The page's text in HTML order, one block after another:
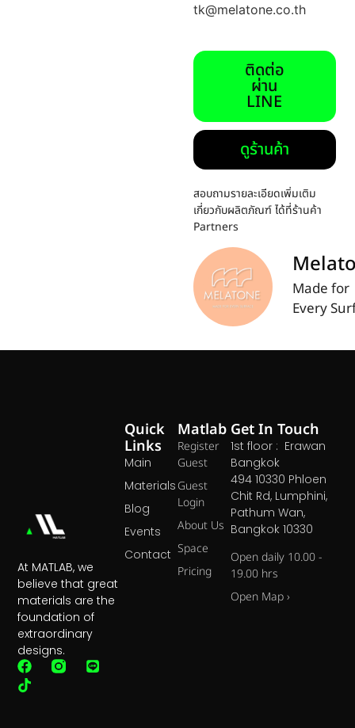
tk@melatone.co.th
ติดต่อ
ผ่าน
LINE
ดูร้านค้า
สอบถามรายละเอียดเพิ่มเติม
เกี่ยวกับผลิตภัณฑ์ ได้ที่ร้านค้า
Partners
Made for
Every
At MATLAB, we
believe that great
materials are the
foundation of
extraordinary
designs.
Matlab
Register
Guest
Guest
Login
About Us
Space
Pricing
Quick
Links
Main
Materials
Blog
Events
Contact
Get In Touch
1st floor : Erawan
Bangkok
494 10330 Phloen
Chit Rd, Lumphini,
Pathum Wan,
Bangkok 10330
Open daily 10.00 -
19.00 hrs
Open Map ›